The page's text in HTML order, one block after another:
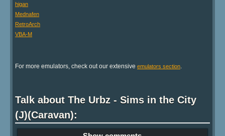
higan
Mednafen
RetroArch
VBA-M
For more emulators, check out our extensive emulators section
Talk about The Urbz - Sims in the City
(J)(Caravan):